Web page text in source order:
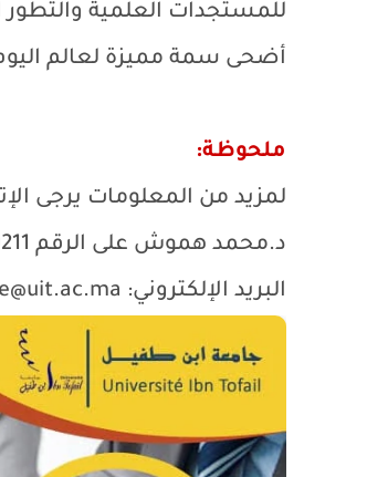
للمستجدات العلمية
أضحى سمة مميزة لعالم
ملحوظة:
لمزيد من المعلومات يرجى
د.محمد هموش على الرقم 0694500211
البريد الإلكتروني: